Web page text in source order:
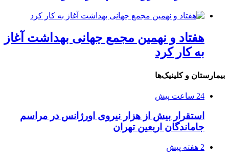
هفتاد و نهمین مجمع جهانی بهداشت آغاز
به کار کرد
بیمارستان و کلینیک‌ها
24 ساعت پیش
استقرار بیش از هزار نیروی اورژانس در مراسم
جاماندگان اربعین تهران
2 هفته پیش